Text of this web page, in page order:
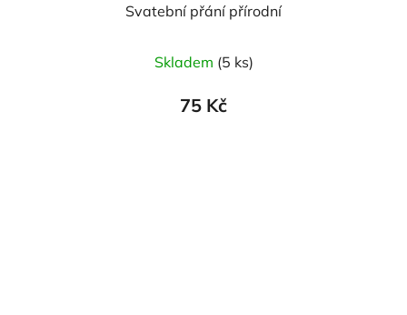
Svatební přání přírodní
Skladem (5 ks)
75 Kč